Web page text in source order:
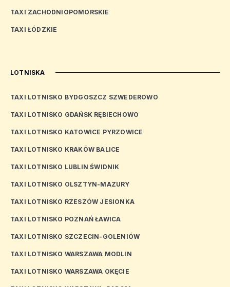
TAXI ZACHODNIOPOMORSKIE
TAXI ŁÓDZKIE
LOTNISKA
TAXI LOTNISKO BYDGOSZCZ SZWEDEROWO
TAXI LOTNISKO GDAŃSK RĘBIECHOWO
TAXI LOTNISKO KATOWICE PYRZOWICE
TAXI LOTNISKO KRAKÓW BALICE
TAXI LOTNISKO LUBLIN ŚWIDNIK
TAXI LOTNISKO OLSZTYN-MAZURY
TAXI LOTNISKO RZESZÓW JESIONKA
TAXI LOTNISKO POZNAŃ ŁAWICA
TAXI LOTNISKO SZCZECIN-GOLENIÓW
TAXI LOTNISKO WARSZAWA MODLIN
TAXI LOTNISKO WARSZAWA OKĘCIE